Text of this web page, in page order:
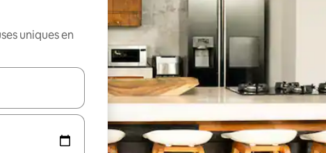
uniques en
les flèches vers le haut et vers le bas pour les parcourir ou en